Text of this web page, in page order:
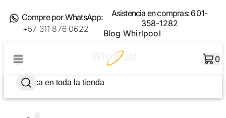
Compre por WhatsApp:
+57 311 876 0622
Asistencia en compras:601-
358-1282
Blog Whirlpool
0